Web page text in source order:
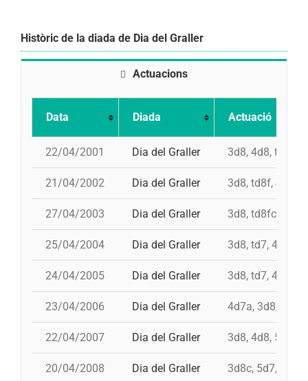
Històric de la diada de Dia del Graller
Actuacions
Data Diada Actuació
22/04/2001 Dia del Graller 3d8, 4d8, td8fc,
21/04/2002 Dia del Graller 3d8, td8f, 4d8,
27/04/2003 Dia del Graller 3d8, td8fc, 4d8,
25/04/2004 Dia del Graller 3d8, td7, 4d8,
24/04/2005 Dia del Graller 3d8, td7, 4d8,
23/04/2006 Dia del Graller 4d7a, 3d8, td8f,
22/04/2007 Dia del Graller 3d8, 4d8, 5d7,
20/04/2008 Dia del Graller 3d8c, 5d7, td7,